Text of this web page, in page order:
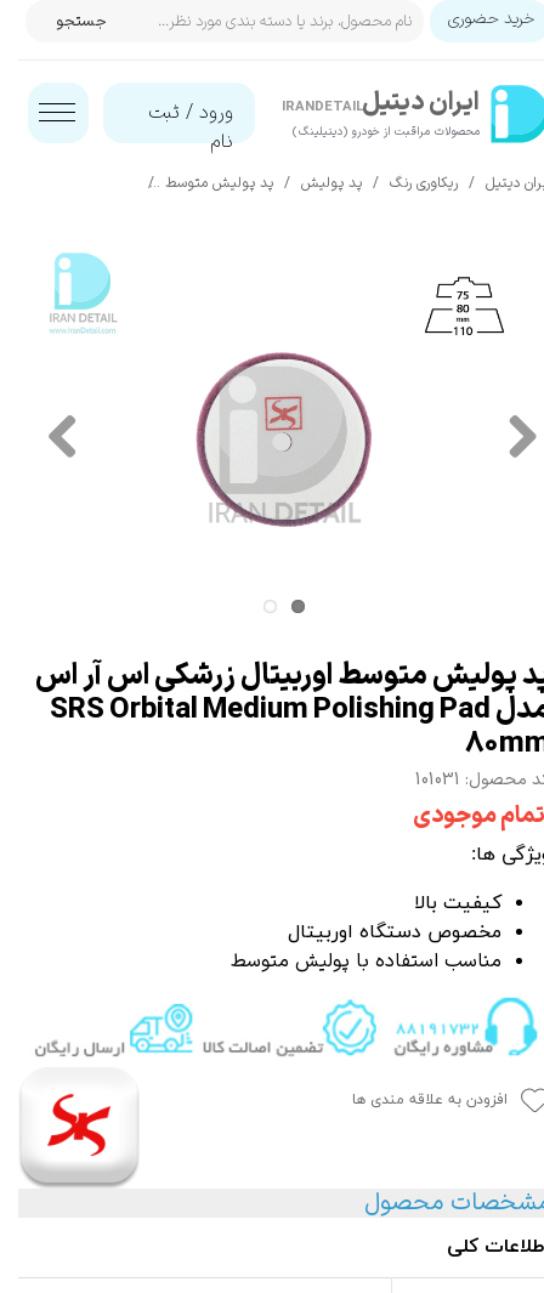
ایران‌ دیتیل
محصولات مراقبت از خودرو (دیتیلینگ)​​​​​​​
IRANDETAIL ورود / ثبت
نام
حساب کاربری من
تغییر گذر واژه
جستجو خرید حضوری
دیتیل ریکاوری رنگ پد پولیش پد پولیش متوسط
پولیش متوسط اوربیتال زرشکی اس آر اس
مدل SRS Orbital Medium Polishing Pad
محصول: 101031
موجودی
ها:
کیفیت بالا
مخصوص دستگاه اوربیتال
مناسب استفاده با پولیش متوسط
افزودن به علاقه مندی ها
محصول
کلی